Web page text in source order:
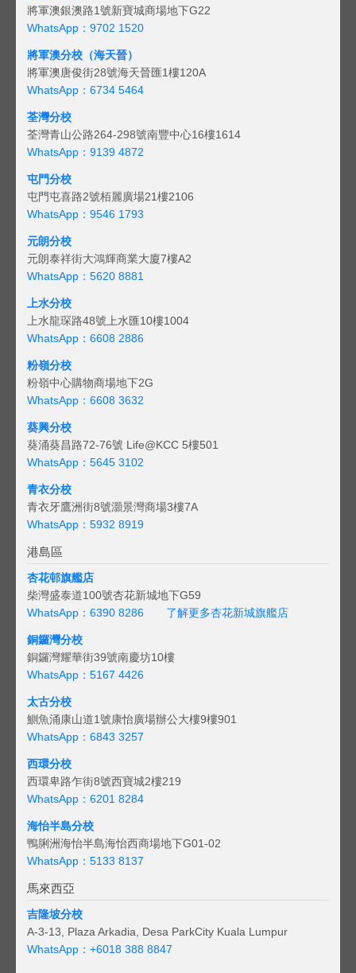
將軍澳銀澳路1號新寶城商場地下G22
WhatsApp：9702 1520
將軍澳分校（海天晉）
將軍澳唐俊街28號海天晉匯1樓120A
WhatsApp：6734 5464
荃灣分校
荃灣青山公路264-298號南豐中心16樓1614
WhatsApp：9139 4872
屯門分校
屯門屯喜路2號栢麗廣場21樓2106
WhatsApp：9546 1793
元朗分校
元朗泰祥街大鴻輝商業大廈7樓A2
WhatsApp：5620 8881
上水分校
上水龍琛路48號上水匯10樓1004
WhatsApp：6608 2886
粉嶺分校
粉嶺中心購物商場地下2G
WhatsApp：6608 3632
葵興分校
葵涌葵昌路72-76號 Life@KCC 5樓501
WhatsApp：5645 3102
青衣分校
青衣牙鷹洲街8號灝景灣商場3樓7A
WhatsApp：5932 8919
港島區
杏花邨旗艦店
柴灣盛泰道100號杏花新城地下G59
WhatsApp：6390 8286
了解更多杏花新城旗艦店
銅鑼灣分校
銅鑼灣耀華街39號南慶坊10樓
WhatsApp：5167 4426
太古分校
鰂魚涌康山道1號康怡廣場辦公大樓9樓901
WhatsApp：6843 3257
西環分校
西環卑路乍街8號西寶城2樓219
WhatsApp：6201 8284
海怡半島分校
鴨脷洲海怡半島海怡西商場地下G01-02
WhatsApp：5133 8137
馬來西亞
吉隆坡分校
A-3-13, Plaza Arkadia, Desa ParkCity Kuala Lumpur
WhatsApp： +6018 388 8847